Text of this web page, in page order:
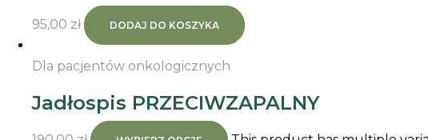
95,00 zł DODAJ DO KOSZYKA
Dla pacjentów onkologicznych
Jadłospis PRZECIWZAPALNY